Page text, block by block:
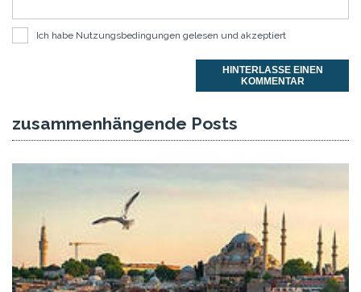
Ich habe Nutzungsbedingungen gelesen und akzeptiert
HINTERLASSE EINEN
KOMMENTAR
zusammenhängende Posts